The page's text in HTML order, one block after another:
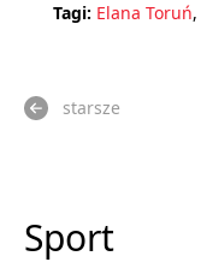
Tagi: Elana Toruń,
starsze
Sport